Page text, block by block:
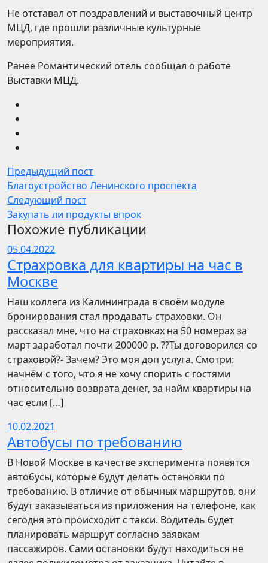
Не отставал от поздравлений и выставочный центр
МЦД, где прошли различные культурные
мероприятия.
Ранее Романтический отель сообщал о работе
Выставки МЦД.
Предыдущий пост
Благоустройство Ленинского проспекта
Следующий пост
Закупать ли продукты впрок
Похожие публикации
05.04.2022
Страхровка для квартиры на час в
Москве
Наш коллега из Калининграда в своём модуле
бронирования стал продавать страховки. Он
рассказал мне, что на страховках на 50 номерах за
март заработал почти 200000 р. ??Ты договорился со
страховой?- Зачем? Это моя доп услуга. Смотри:
начнём с того, что я не хочу спорить с гостями
относительно возврата денег, за найм квартиры на
час если […]
10.02.2021
Автобусы по требованию
В Новой Москве в качестве эксперимента появятся
автобусы, которые будут делать остановки по
требованию. В отличие от обычных маршрутов, они
будут заказываться из приложения на телефоне, как
сегодня это происходит с такси. Водитель будет
планировать маршрут согласно заявкам
пассажиров. Сами остановки будут находиться не